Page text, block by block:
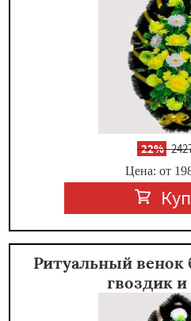
-22%
Цена: от
Ритуальный
гвоздик